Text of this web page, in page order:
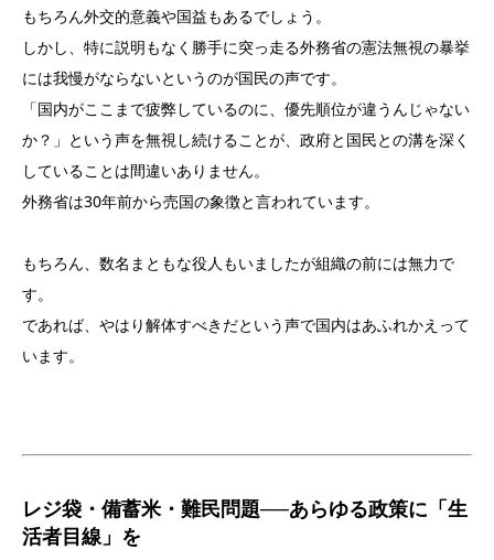
もちろん外交的意義や国益もあるでしょう。
しかし、特に説明もなく勝手に突っ走る外務省の憲法無視の暴挙
には我慢がならないというのが国民の声です。
「国内がここまで疲弊しているのに、優先順位が違うんじゃない
か？」という声を無視し続けることが、政府と国民との溝を深く
していることは間違いありません。
外務省は30年前から売国の象徴と言われています。
もちろん、数名まともな役人もいましたが組織の前には無力で
す。
であれば、やはり解体すべきだという声で国内はあふれかえって
います。
レジ袋・備蓄米・難民問題──あらゆる政策に「生
活者目線」を